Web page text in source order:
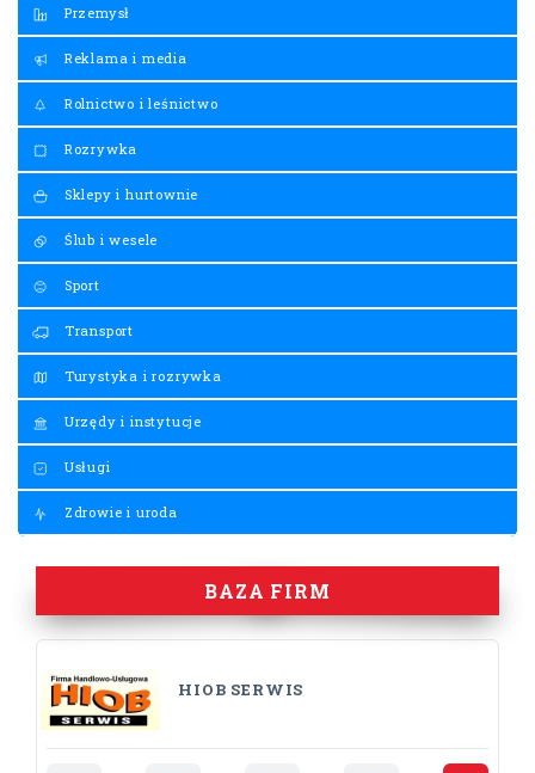
Przemysł
Reklama i media
Rolnictwo i leśnictwo
Rozrywka
Sklepy i hurtownie
Ślub i wesele
Sport
Transport
Turystyka i rozrywka
Urzędy i instytucje
Usługi
Zdrowie i uroda
BAZA FIRM
HIOB SERWIS